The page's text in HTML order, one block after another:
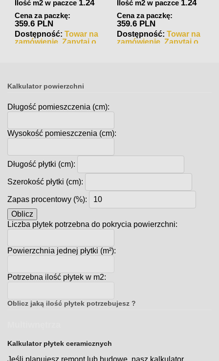
Ilość m2 w paczce 1.24
Cena za paczkę:
359.6 PLN
Dostępność: Towar na
zamówienie. Zapytaj o
Ilość m2 w paczce 1.24
Cena za paczkę:
359.6 PLN
Dostępność: Towar na
zamówienie. Zapytaj o
Kalkulator powierzchni
Długość pomieszczenia (cm):
Wysokość pomieszczenia (cm):
Długość płytki (cm):
Szerokość płytki (cm):
Zapas procentowy (%):
Oblicz
Liczba płytek potrzebna do pokrycia powierzchni:
Powierzchnia jednej płytki (m²):
Potrzebna ilość płytek w m2:
Oblicz jaką ilość płytek potrzebujesz ?
Kalkulator płytek ceramicznych
Jeśli planujesz remont lub budowę, nasz kalkulator